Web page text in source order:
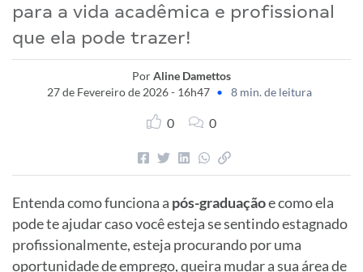
para a vida acadêmica e profissional
que ela pode trazer!
PorAline Damettos
27 de Fevereiro de 2026 - 16h47 • 8 min. de leitura
0 0
Entenda como funciona a pós-graduaçãoe como ela
pode te ajudar caso você esteja se sentindo estagnado
profissionalmente, esteja procurando por uma
oportunidade de emprego, queira mudar a sua área de